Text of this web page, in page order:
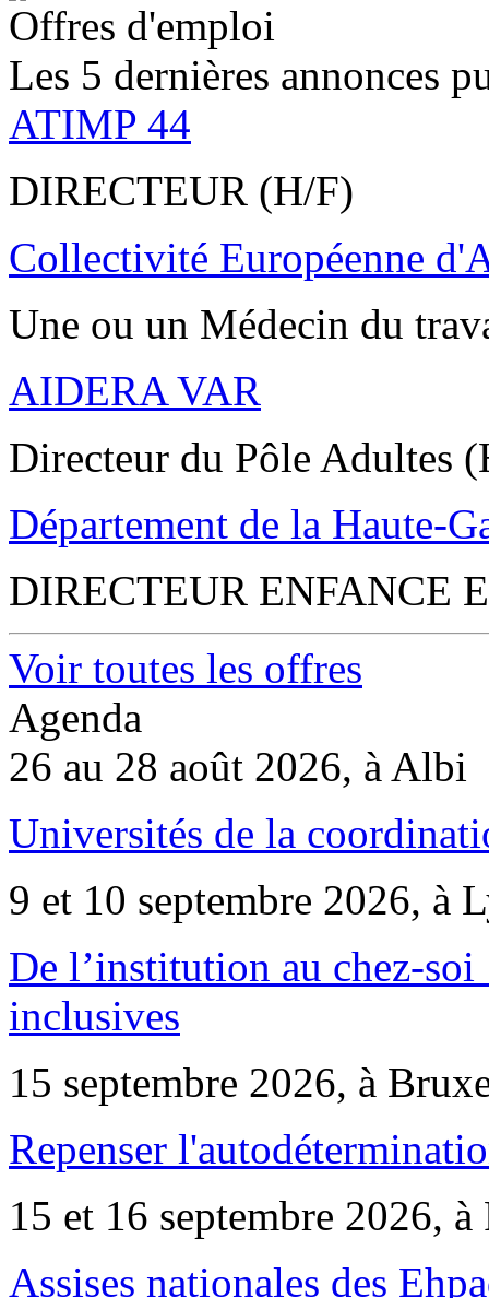
Offres d'emploi
Les 5 dernières annonces
ATIMP 44
DIRECTEUR (H/F)
Collectivité Européenne
Une ou un Médecin du
AIDERA VAR
Directeur du Pôle Adultes
Département de la Haute-
DIRECTEUR ENFANCE
Voir toutes les offres
Agenda
26 au 28 août 2026, à Albi
Universités de la
9 et 10 septembre 2026, à
De l’institution au chez-
inclusives
15 septembre 2026, à
Repenser
15 et 16 septembre 2026, à
Assises nationales des